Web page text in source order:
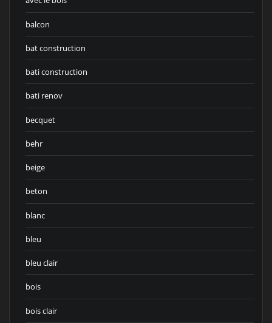
balcon
bat construction
bati construction
bati renov
becquet
behr
beige
beton
blanc
bleu
bleu clair
bois
bois clair